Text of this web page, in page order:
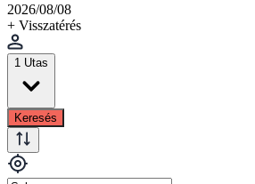
2026/08/08
+ Visszatérés
1 Utas
Keresés